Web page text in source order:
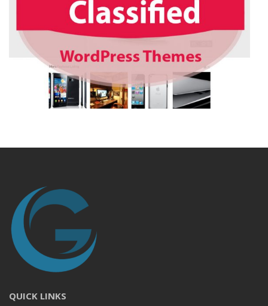
QUICK LINKS